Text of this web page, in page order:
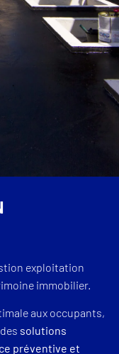
exploitation
immobilier.
aux occupants,
solutions
préventive et